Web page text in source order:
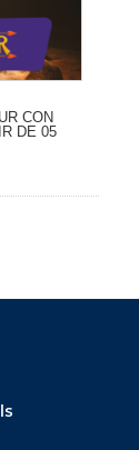
CON
DE 05